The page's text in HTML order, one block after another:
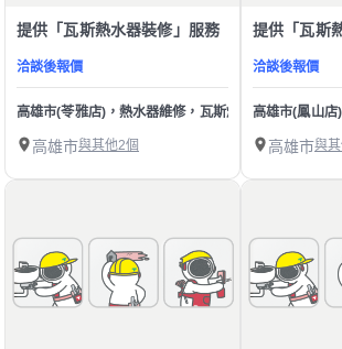
提供「瓦斯熱水器裝修」服務
洽談後報價
高雄市(苓雅店)，熱水器維修，瓦斯爐維修，抽油煙
高雄市與其他2個
提供「瓦斯
洽談後報價
高雄市(鳳山
高雄市與